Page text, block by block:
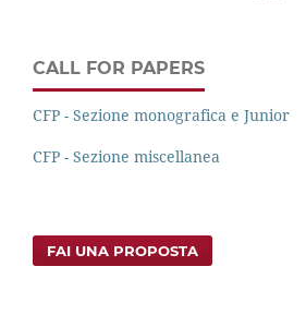
CALL FOR PAPERS
CFP - Sezione monografica e Junior
CFP - Sezione miscellanea
FAI UNA PROPOSTA